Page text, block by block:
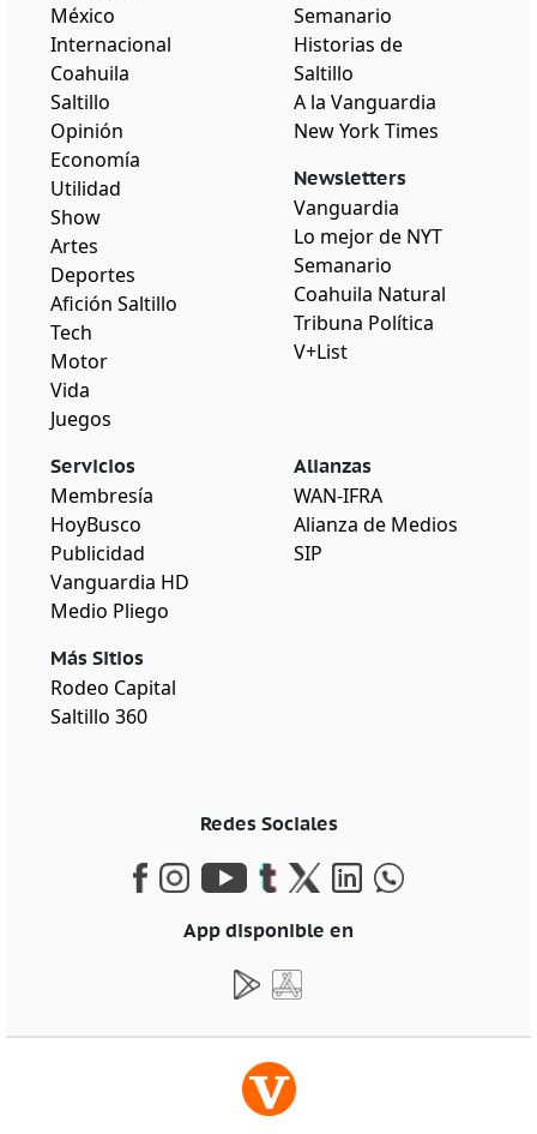
México
Internacional
Coahuila
Saltillo
Opinión
Economía
Utilidad
Show
Artes
Deportes
Afición Saltillo
Tech
Motor
Vida
Juegos
Semanario
Historias de
Saltillo
A la Vanguardia
New York Times
Newsletters
Vanguardia
Lo mejor de NYT
Semanario
Coahuila Natural
Tribuna Política
V+List
Servicios
Membresía
HoyBusco
Publicidad
Vanguardia HD
Medio Pliego
Más Sitios
Rodeo Capital
Saltillo 360
Alianzas
WAN-IFRA
Alianza de Medios
SIP
Redes Sociales
App disponible en